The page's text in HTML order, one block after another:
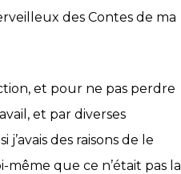
des Contes de ma
et pour ne pas perdre
et par diverses
des raisons de le
même que ce n’était pas la